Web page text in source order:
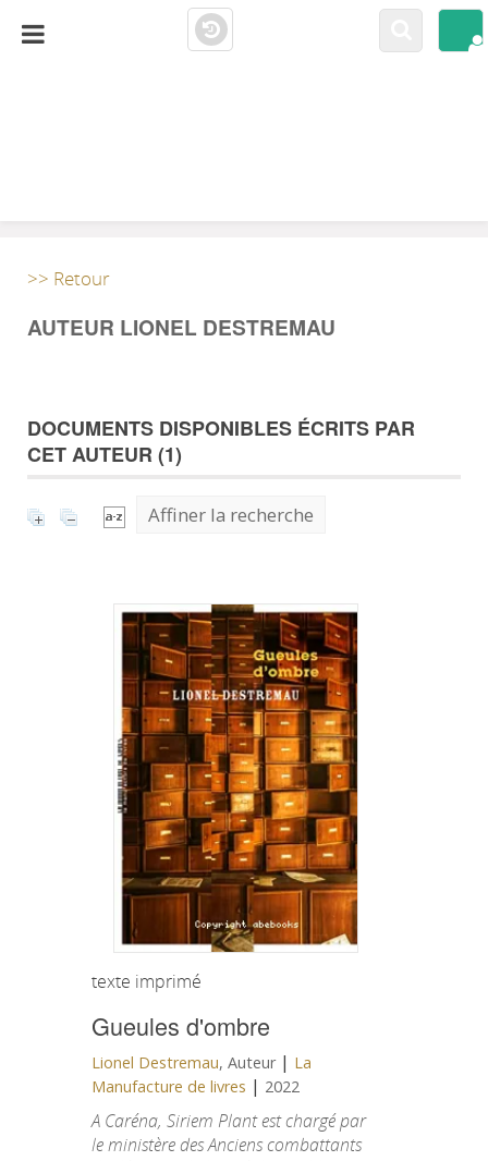
>> Retour
AUTEUR LIONEL DESTREMAU
DOCUMENTS DISPONIBLES ÉCRITS PAR
CET AUTEUR (1)
Affiner la recherche
texte imprimé
Gueules d'ombre
Lionel Destremau, Auteur | La
Manufacture de livres | 2022
A Caréna, Siriem Plant est chargé par
le ministère des Anciens combattants